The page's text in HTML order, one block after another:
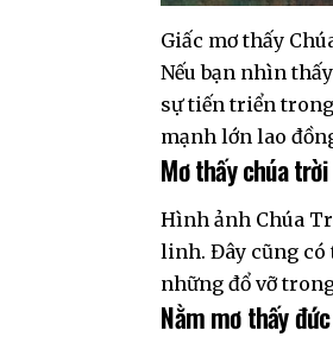
Giấc mơ thấy
Nếu bạn nhìn
sự tiến triển
mạnh lớn lao
Mơ thấy chúa trời
Hình ảnh Chúa
linh. Đây cũng có
những đổ vỡ
Nằm mơ thấy